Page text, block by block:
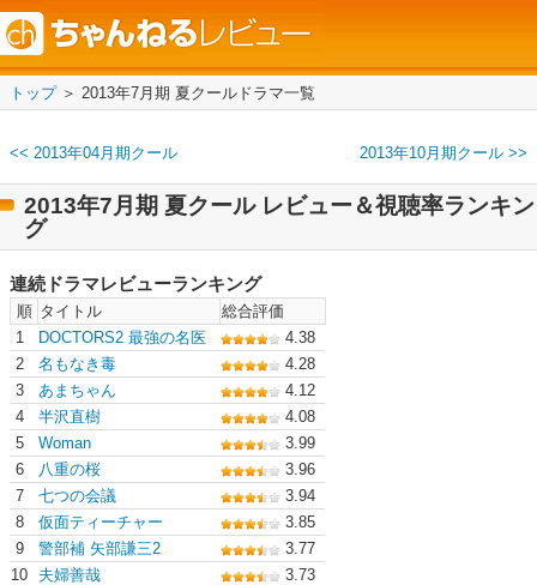
トップ＞ 2013年7月期 夏クールドラマ一覧
<< 2013年04月期クール 2013年10月期クール >>
2013年7月期 夏クール レビュー＆視聴率ランキン
グ
連続ドラマレビューランキング
順 タイトル
総合評価
1
DOCTORS2 最強の名医
4.38
2
名もなき毒
4.28
3
あまちゃん
4.12
4
半沢直樹
4.08
5
Woman
3.99
6
八重の桜
3.96
7
七つの会議
3.94
8
仮面ティーチャー
3.85
9
警部補 矢部謙三2
3.77
10
夫婦善哉
3.73